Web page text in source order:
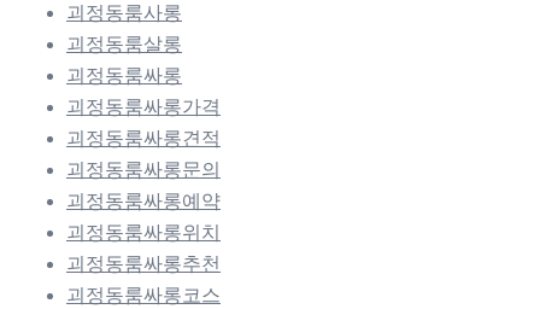
괴정동룸사롱
괴정동룸살롱
괴정동룸싸롱
괴정동룸싸롱가격
괴정동룸싸롱견적
괴정동룸싸롱문의
괴정동룸싸롱예약
괴정동룸싸롱위치
괴정동룸싸롱추천
괴정동룸싸롱코스